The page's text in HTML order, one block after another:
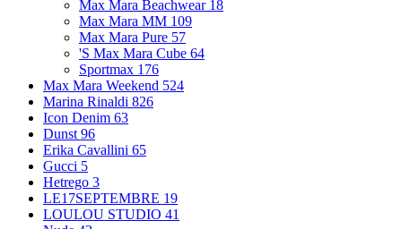
Max Mara Beachwear 18
Max Mara MM 109
Max Mara Pure 57
'S Max Mara Cube 64
Sportmax 176
Max Mara Weekend 524
Marina Rinaldi 826
Icon Denim 63
Dunst 96
Erika Cavallini 65
Gucci 5
Hetrego 3
LE17SEPTEMBRE 19
LOULOU STUDIO 41